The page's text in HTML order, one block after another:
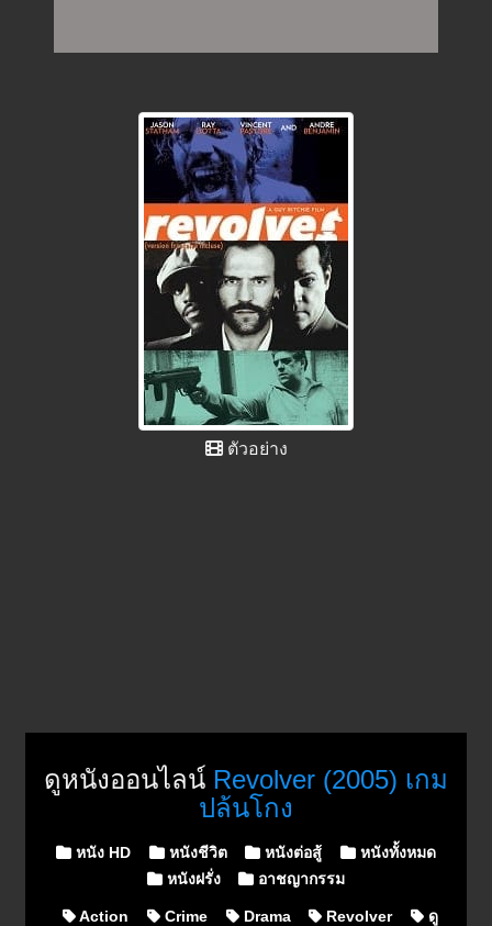
ตัวอย่าง
ดูหนังออนไลน์ Revolver (2005) เกม
ปล้นโกง
Posted in
หนัง HD หนังชีวิต หนังต่อสู้
หนังทั้งหมด
หนังฝรั่ง
อาชญากรรม
Action Crime Drama Revolver
ดู